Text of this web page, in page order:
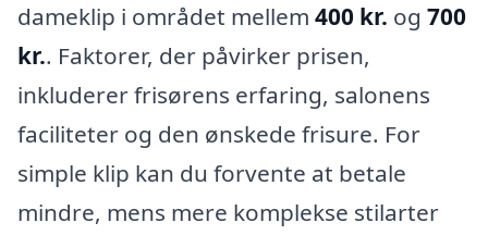
dameklip i området mellem 400 kr. og 700
kr.. Faktorer, der påvirker prisen,
inkluderer frisørens erfaring, salonens
faciliteter og den ønskede frisure. For
simple klip kan du forvente at betale
mindre, mens mere komplekse stilarter